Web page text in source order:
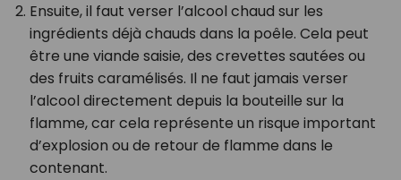
Ensuite, il faut verser l’alcool chaud sur les
ingrédients déjà chauds dans la poêle. Cela peut
être une viande saisie, des crevettes sautées ou
des fruits caramélisés. Il ne faut jamais verser
l’alcool directement depuis la bouteille sur la
flamme, car cela représente un risque important
d’explosion ou de retour de flamme dans le
contenant.